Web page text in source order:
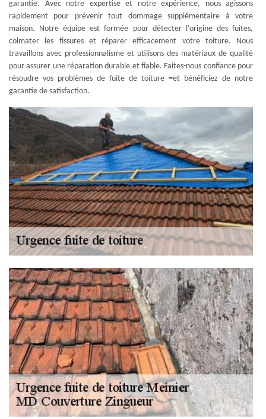
garantie. Avec notre expertise et notre expérience, nous agissons
rapidement pour prévenir tout dommage supplémentaire à votre
maison. Notre équipe est formée pour détecter l'origine des fuites,
colmater les fissures et réparer efficacement votre toiture. Nous
travaillons avec professionnalisme et utilisons des matériaux de qualité
pour assurer une réparation durable et fiable. Faites-nous confiance pour
résoudre vos problèmes de fuite de toiture =et bénéficiez de notre
garantie de satisfaction.